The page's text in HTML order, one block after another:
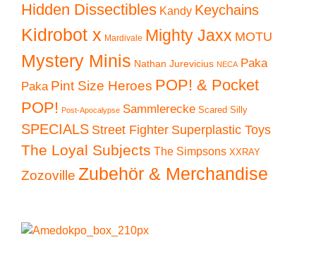
Hidden Dissectibles Kandy Keychains
Kidrobot x Mardivale Mighty Jaxx MOTU
Mystery Minis Nathan Jurevicius NECA Paka
Paka Pint Size Heroes POP! & Pocket
POP! Post-Apocalypse Sammlerecke Scared Silly
SPECIALS Street Fighter Superplastic Toys
The Loyal Subjects The Simpsons XXRAY
Zozoville Zubehör & Merchandise